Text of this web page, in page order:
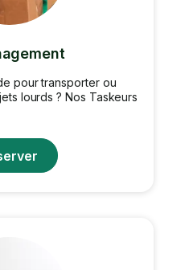
pour transporter ou
lourds ? Nos Taskeurs